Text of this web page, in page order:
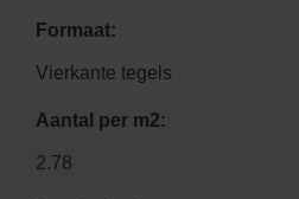
Formaat:
Vierkante tegels
Aantal per m2:
2.78